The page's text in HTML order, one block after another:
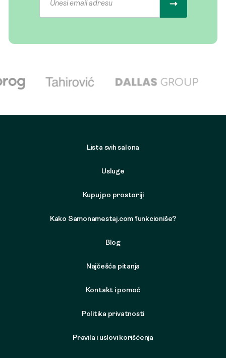
Lista svih salona
Usluge
Kupuj po prostoriji
Kako Samonamestaj.com funkcioniše?
Blog
Najčešća pitanja
Kontakt i pomoć
Politika privatnosti
Pravila i uslovi korišćenja